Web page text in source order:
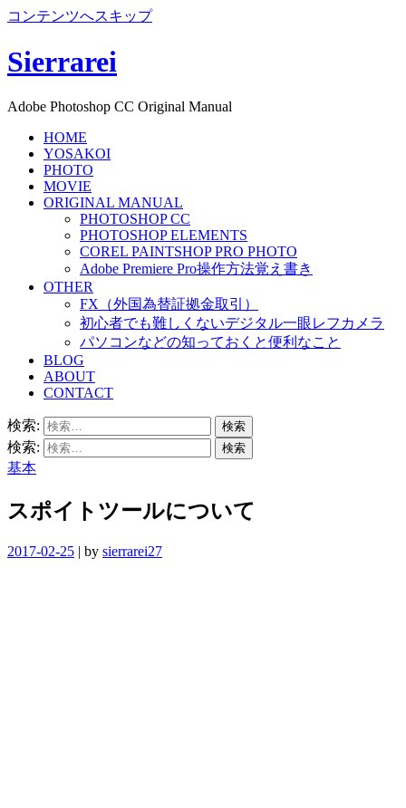
コンテンツへスキップ
Sierrarei
Adobe Photoshop CC Original Manual
HOME
YOSAKOI
PHOTO
MOVIE
ORIGINAL MANUAL
PHOTOSHOP CC
PHOTOSHOP ELEMENTS
COREL PAINTSHOP PRO PHOTO
Adobe Premiere Pro操作方法覚え書き
OTHER
FX（外国為替証拠金取引）
初心者でも難しくないデジタル一眼レフカメラ
パソコンなどの知っておくと便利なこと
BLOG
ABOUT
CONTACT
検索:
検索:
基本
スポイトツールについて
2017-02-25 | by sierrarei27